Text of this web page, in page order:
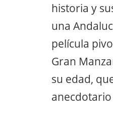
historia y
una
película
Gran
su edad,